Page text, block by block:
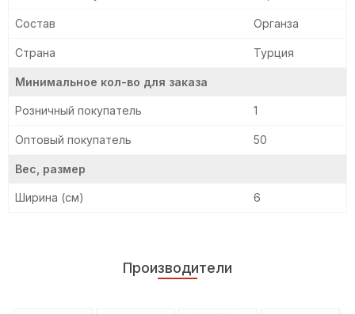
Состав Органза
Страна Турция
Минимальное кол-во для заказа
Розничный покупатель 1
Оптовый покупатель 50
Вес, размер
Ширина (см) 6
Производители